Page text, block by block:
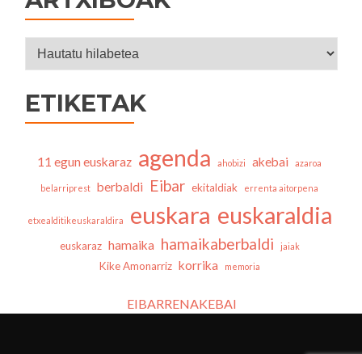
Artxiboak
ETIKETAK
11 egun euskaraz agenda ahobizi akebai azaroa
belarriprest berbaldi Eibar ekitaldiak errenta aitorpena
etxealditikeuskaraldira euskara euskaraldia
euskaraz hamaika hamaikaberbaldi jaiak
Kike Amonarriz korrika memoria
EIBARRENAKEBAI